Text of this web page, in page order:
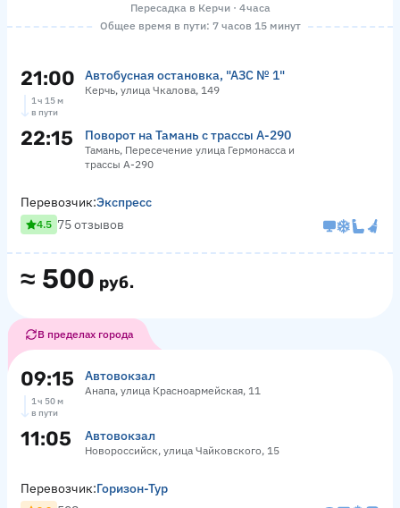
Пересадка в Керчи · 4 часа
Общее время в пути: 7 часов 15 минут
21:00 Автобусная остановка, "АЗС № 1"
Керчь, улица Чкалова, 149
1 ч 15 м
в пути
22:15 Поворот на Тамань с трассы А-290
Тамань, Пересечение улица Гермонасса и
трассы А-290
≈ 500 руб.
Перевозчик:Экспресс
4.5 75 отзывов
В пределах города
09:15 Автовокзал
Анапа, улица Красноармейская, 11
1 ч 50 м
в пути
11:05 Автовокзал
Новороссийск, улица Чайковского, 15
Перевозчик:Горизон-Тур